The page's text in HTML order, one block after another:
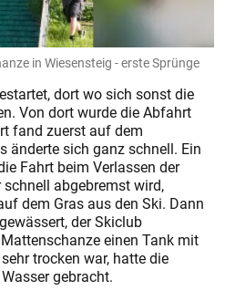
in Wiesensteig - erste Sprünge
dort wo sich sonst die
Von dort wurde die Abfahrt
fand zuerst auf dem
änderte sich ganz schnell. Ein
Fahrt beim Verlassen der
abgebremst wird,
dem Gras aus den Ski. Dann
der Skiclub
einen Tank mit
trocken war, hatte die
gebracht.